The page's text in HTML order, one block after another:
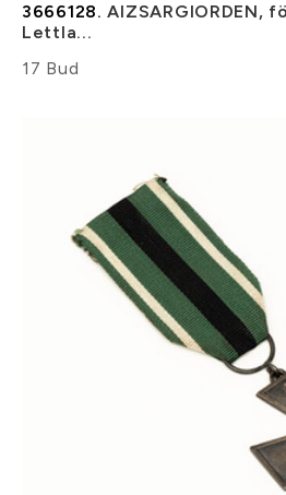
3666128. AIZSARGIORDEN,
Lettla...
17 Bud